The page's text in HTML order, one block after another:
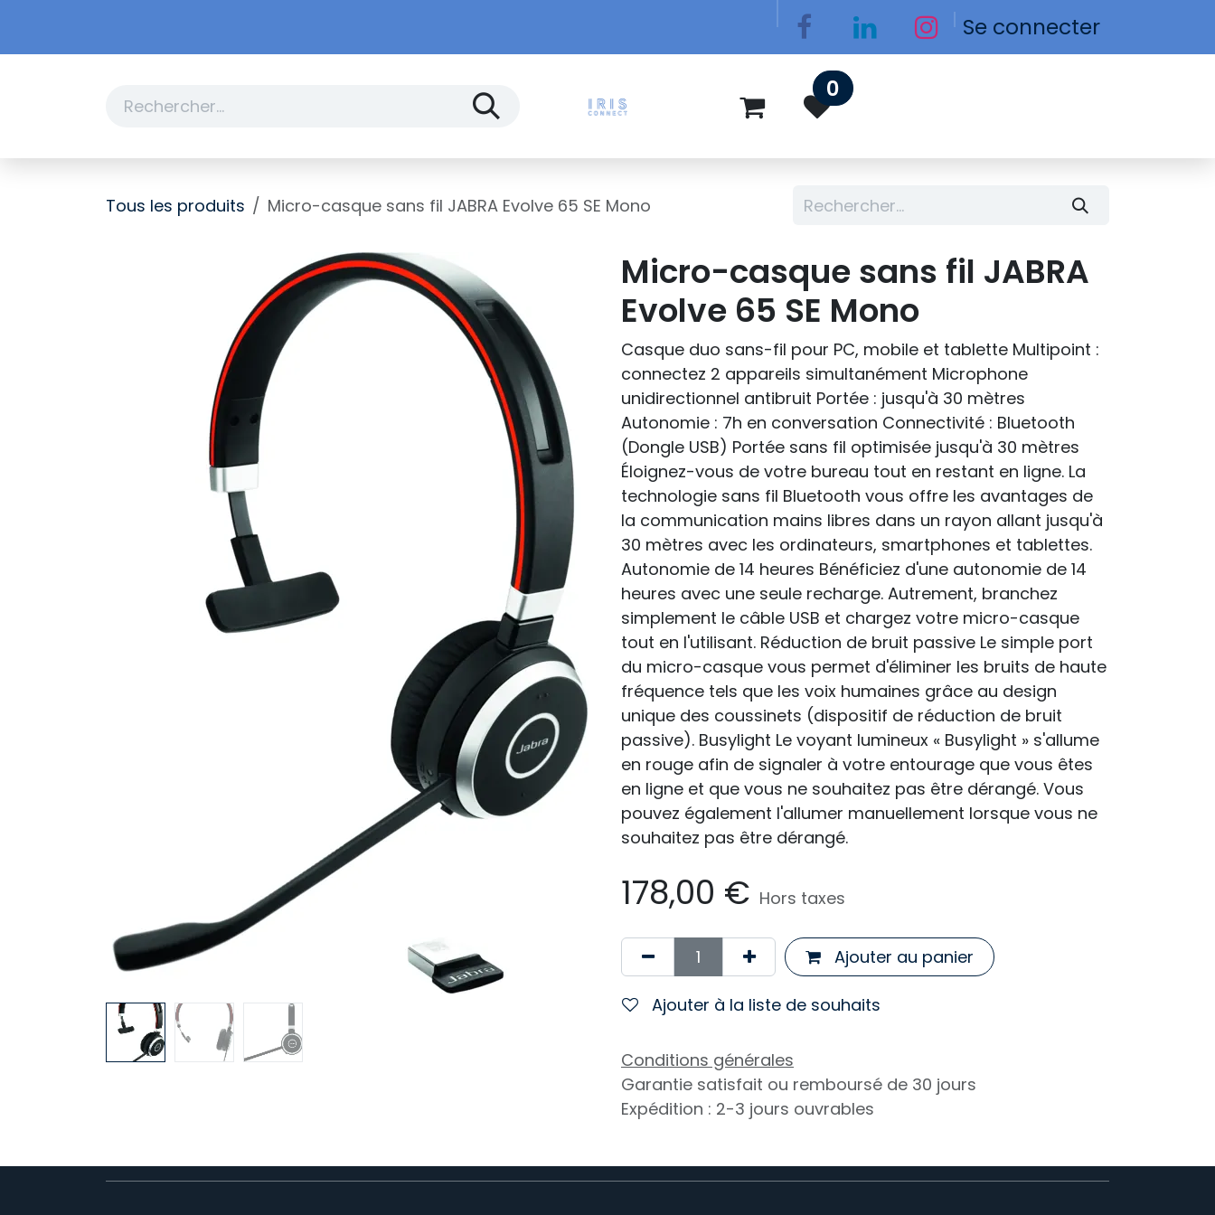
Se connecter
0
Tous les produits Micro-casque sans fil JABRA Evolve 65 SE Mono
Micro-casque sans fil JABRA
Evolve 65 SE Mono
Casque duo sans-fil pour PC, mobile et tablette Multipoint :
connectez 2 appareils simultanément Microphone
unidirectionnel antibruit Portée : jusqu'à 30 mètres
Autonomie : 7h en conversation Connectivité : Bluetooth
(Dongle USB) Portée sans fil optimisée jusqu'à 30 mètres
Éloignez-vous de votre bureau tout en restant en ligne. La
technologie sans fil Bluetooth vous offre les avantages de
la communication mains libres dans un rayon allant jusqu'à
30 mètres avec les ordinateurs, smartphones et tablettes.
Autonomie de 14 heures Bénéficiez d'une autonomie de 14
heures avec une seule recharge. Autrement, branchez
simplement le câble USB et chargez votre micro-casque
tout en l'utilisant. Réduction de bruit passive Le simple port
du micro-casque vous permet d'éliminer les bruits de haute
fréquence tels que les voix humaines grâce au design
unique des coussinets (dispositif de réduction de bruit
passive). Busylight Le voyant lumineux « Busylight » s'allume
en rouge afin de signaler à votre entourage que vous êtes
en ligne et que vous ne souhaitez pas être dérangé. Vous
pouvez également l'allumer manuellement lorsque vous ne
souhaitez pas être dérangé.
178,00 € Hors taxes
Ajouter au panier
Ajouter à la liste de souhaits
Conditions générales
Garantie satisfait ou remboursé de 30 jours
Expédition : 2-3 jours ouvrables